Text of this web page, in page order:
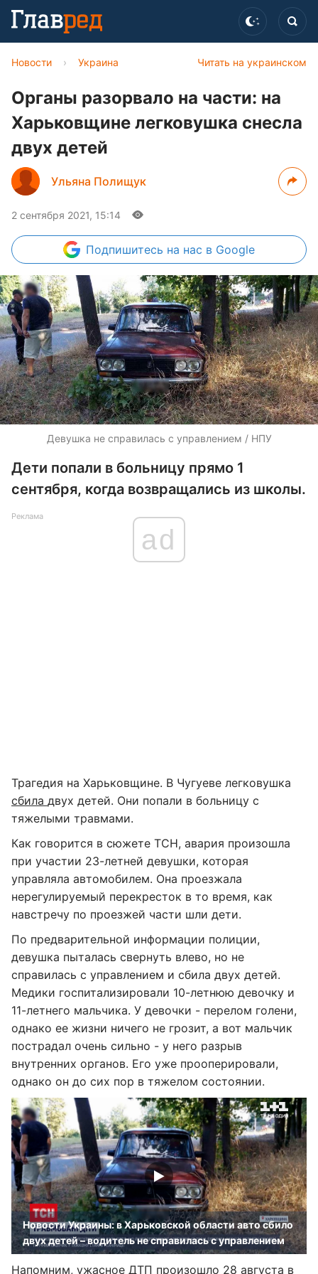
Читать на украинском
Новости › Украина
Органы разорвало на части: на
Харьковщине легковушка снесла
двух детей
Ульяна Полищук
2 сентября 2021, 15:14
Подпишитесь на нас в Google
Девушка не справилась с управлением / НПУ
Дети попали в больницу прямо 1
сентября, когда возвращались из школы.
Реклама
ad
Трагедия на Харьковщине. В Чугуеве легковушка
сбила двух детей. Они попали в больницу с
тяжелыми травмами.
Как говорится в сюжете ТСН, авария произошла
при участии 23-летней девушки, которая
управляла автомобилем. Она проезжала
нерегулируемый перекресток в то время, как
навстречу по проезжей части шли дети.
По предварительной информации полиции,
девушка пыталась свернуть влево, но не
справилась с управлением и сбила двух детей.
Медики госпитализировали 10-летнюю девочку и
11-летнего мальчика. У девочки - перелом голени,
однако ее жизни ничего не грозит, а вот мальчик
пострадал очень сильно - у него разрыв
внутренних органов. Его уже прооперировали,
однако он до сих пор в тяжелом состоянии.
Новости Украины: в Харьковской области авто сбило
двух детей – водитель не справилась с управлением
Напомним, ужасное ДТП произошло 28 августа в